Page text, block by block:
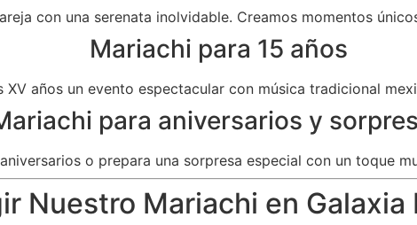
con una serenata inolvidable. Creamos momentos
Mariachi para 15 años
XV años un evento espectacular con música tradicional
para aniversarios y
o prepara una sorpresa especial con un toque
Nuestro Mariachi en